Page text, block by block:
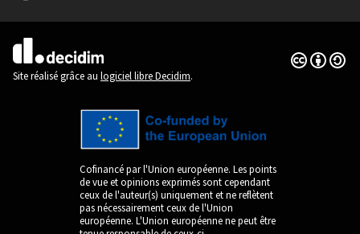
(Lien externe)
Site réalisé grâce au logiciel libre Decidim.
Licence
(Lien
Cofinancé par l'Union européenne. Les points
de vue et opinions exprimés sont cependant
ceux de l'auteur(s) uniquement et ne reflètent
pas nécessairement ceux de l'Union
européenne. L'Union européenne ne peut être